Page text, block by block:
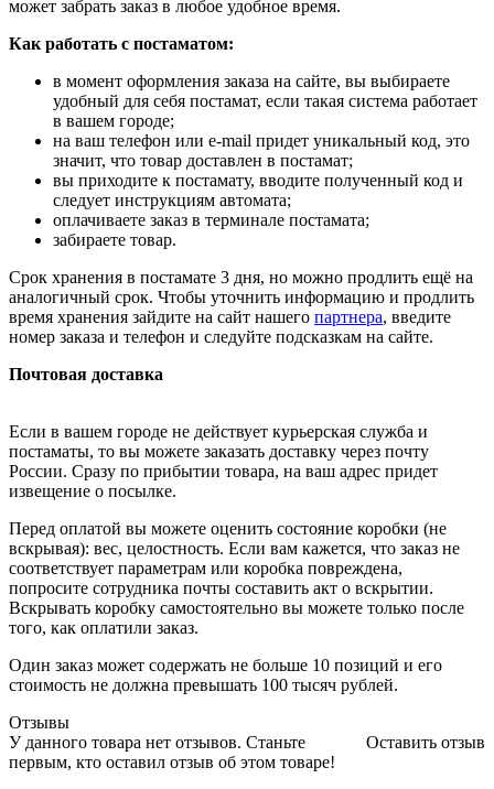
может забрать заказ в любое удобное время.
Как работать с постаматом:
в момент оформления заказа на сайте, вы выбираете
удобный для себя постамат, если такая система работает
в вашем городе;
на ваш телефон или e-mail придет уникальный код, это
значит, что товар доставлен в постамат;
вы приходите к постамату, вводите полученный код и
следует инструкциям автомата;
оплачиваете заказ в терминале постамата;
забираете товар.
Срок хранения в постамате 3 дня, но можно продлить ещё на
аналогичный срок. Чтобы уточнить информацию и продлить
время хранения зайдите на сайт нашего партнера, введите
номер заказа и телефон и следуйте подсказкам на сайте.
Почтовая доставка
Если в вашем городе не действует курьерская служба и
постаматы, то вы можете заказать доставку через почту
России. Сразу по прибытии товара, на ваш адрес придет
извещение о посылке.
Перед оплатой вы можете оценить состояние коробки (не
вскрывая): вес, целостность. Если вам кажется, что заказ не
соответствует параметрам или коробка повреждена,
попросите сотрудника почты составить акт о вскрытии.
Вскрывать коробку самостоятельно вы можете только после
того, как оплатили заказ.
Один заказ может содержать не больше 10 позиций и его
стоимость не должна превышать 100 тысяч рублей.
Отзывы
Оставить отзыв
У данного товара нет отзывов. Станьте
первым, кто оставил отзыв об этом товаре!